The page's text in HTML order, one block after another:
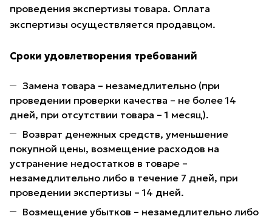
проведения экспертизы товара. Оплата
экспертизы осуществляется продавцом.
Сроки удовлетворения требований
Замена товара – незамедлительно (при
проведении проверки качества – не более 14
дней, при отсутствии товара – 1 месяц).
Возврат денежных средств, уменьшение
покупной цены, возмещение расходов на
устранение недостатков в товаре –
незамедлительно либо в течение 7 дней, при
проведении экспертизы – 14 дней.
Возмещение убытков – незамедлительно либо